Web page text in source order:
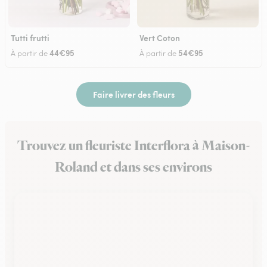
Tutti frutti
À partir de44€95
Vert Coton
À partir de 54€95
Faire livrer des fleurs
Trouvez un fleuriste Interflora à Maison-
Roland et dans ses environs